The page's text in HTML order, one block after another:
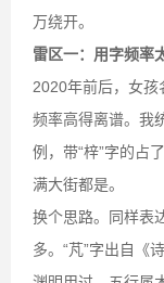
万绕开。
雷区一：用字频率
2020年前后，女孩
频率高得离谱。我
例，带“梓”字的占
满大街都是。
换个思路。同样表
多。“芃”字出自《